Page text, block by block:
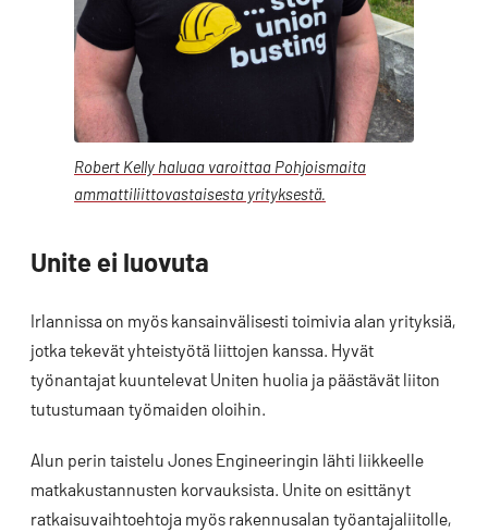
Robert Kelly haluaa varoittaa Pohjoismaita
ammattiliittovastaisesta yrityksestä.
Unite ei luovuta
Irlannissa on myös kansainvälisesti toimivia alan yrityksiä,
jotka tekevät yhteistyötä liittojen kanssa. Hyvät
työnantajat kuuntelevat Uniten huolia ja päästävät liiton
tutustumaan työmaiden oloihin.
Alun perin taistelu Jones Engineeringin lähti liikkeelle
matkakustannusten korvauksista. Unite on esittänyt
ratkaisuvaihtoehtoja myös rakennusalan työantajaliitolle,